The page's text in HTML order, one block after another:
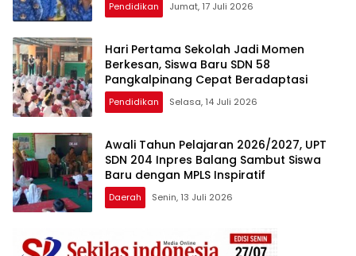
Pendidikan Jumat, 17 Juli 2026
Hari Pertama Sekolah Jadi Momen
Berkesan, Siswa Baru SDN 58
Pangkalpinang Cepat Beradaptasi
Pendidikan Selasa, 14 Juli 2026
Awali Tahun Pelajaran 2026/2027, UPT
SDN 204 Inpres Balang Sambut Siswa
Baru dengan MPLS Inspiratif
Daerah Senin, 13 Juli 2026